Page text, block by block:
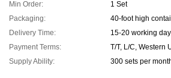
Min Order:
1 Set
Packaging:
40-foot high
Delivery Time:
15-20 working
Payment Terms:
T/T, L/C, Western
Supply Ability:
300 sets per